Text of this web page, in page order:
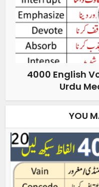
4000 English
Urdu
YOU